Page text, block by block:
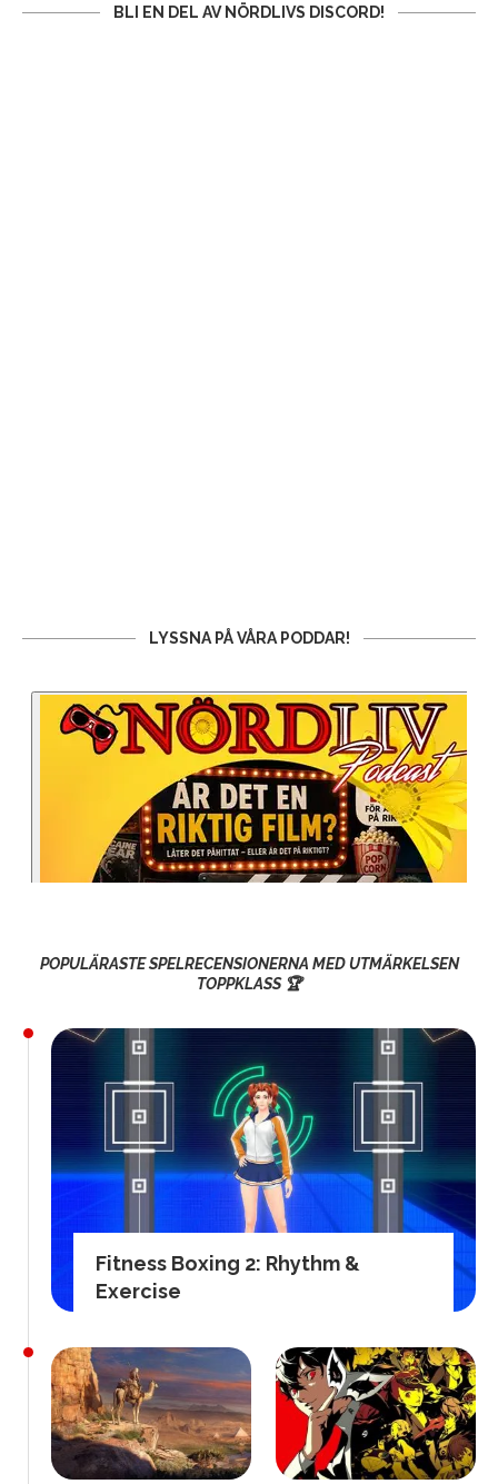
BLI EN DEL AV NÖRDLIVS DISCORD!
LYSSNA PÅ VÅRA PODDAR!
POPULÄRASTE SPELRECENSIONERNA MED UTMÄRKELSEN
TOPPKLASS 🏆
Fitness Boxing 2: Rhythm &
Exercise